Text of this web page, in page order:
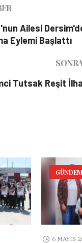
Ailesi
Eylemi Başlattı
Tutsak Reşit
GÜNDEM
6 MAYIS